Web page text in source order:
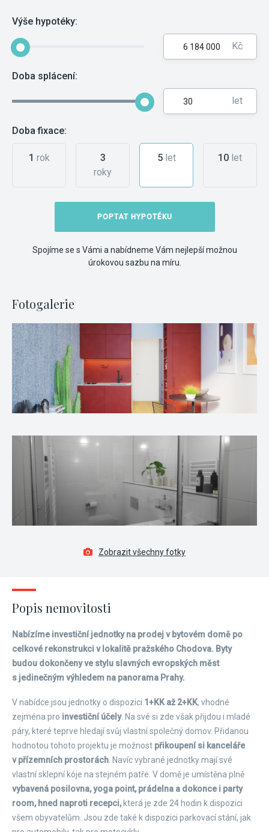
Výše hypotéky:
Kč
Doba splácení:
let
Doba fixace:
1 rok
3
roky
5let 10 let
POPTAT HYPOTÉKU
Spojíme se s Vámi a nabídneme Vám nejlepší možnou
úrokovou sazbu na míru.
Fotogalerie
Zobrazit všechny fotky
Popis nemovitosti
Nabízíme investiční jednotky na prodej v bytovém domě po
celkové rekonstrukci v lokalitě pražského Chodova. Byty
budou dokončeny ve stylu slavných evropských měst
s jedinečným výhledem na panorama Prahy.
V nabídce jsou jednotky o dispozici 1+KK až 2+KK, vhodné
zejména pro investiční účely. Na své si zde však přijdou i mladé
páry, které teprve hledají svůj vlastní společný domov. Přidanou
hodnotou tohoto projektu je možnost přikoupení si kanceláře
v přízemních prostorách . Navíc vybrané jednotky mají své
vlastní sklepní kóje na stejném patře. V domě je umístěna plně
vybavená posilovna, yoga point, prádelna a dokonce i party
room, hned naproti recepci,která je zde 24 hodin k dispozici
všem obyvatelům. Jsou zde také k dispozici parkovací stání, jak